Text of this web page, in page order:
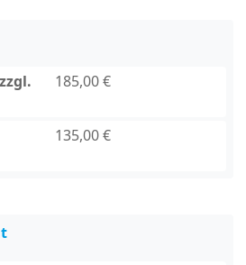
185,00 €
135,00 €